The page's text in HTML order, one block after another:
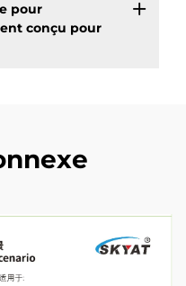
pour
conçu pour